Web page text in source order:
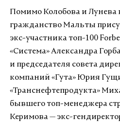
Помимо Колобова и Лунева
гражданство Мальты
экс-участника топ-100
«Система» Александра
и председателя совета
компаний «Гута» Юрия
«Транснефтепродукта»
бывшего топ-менеджера
Керимова — экс-